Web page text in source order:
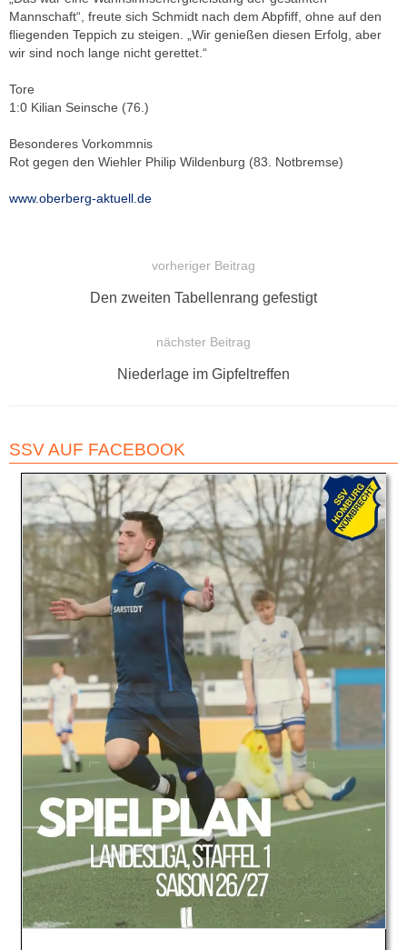
Mannschaft“, freute sich Schmidt nach dem Abpfiff, ohne auf den
fliegenden Teppich zu steigen. „Wir genießen diesen Erfolg, aber
wir sind noch lange nicht gerettet.“
Tore
1:0 Kilian Seinsche (76.)
Besonderes Vorkommnis
Rot gegen den Wiehler Philip Wildenburg (83. Notbremse)
www.oberberg-aktuell.de
vorheriger Beitrag
Vorheriger
Den zweiten Tabellenrang gefestigt
nächster Beitrag
Nächster
Niederlage im Gipfeltreffen
SSV AUF FACEBOOK